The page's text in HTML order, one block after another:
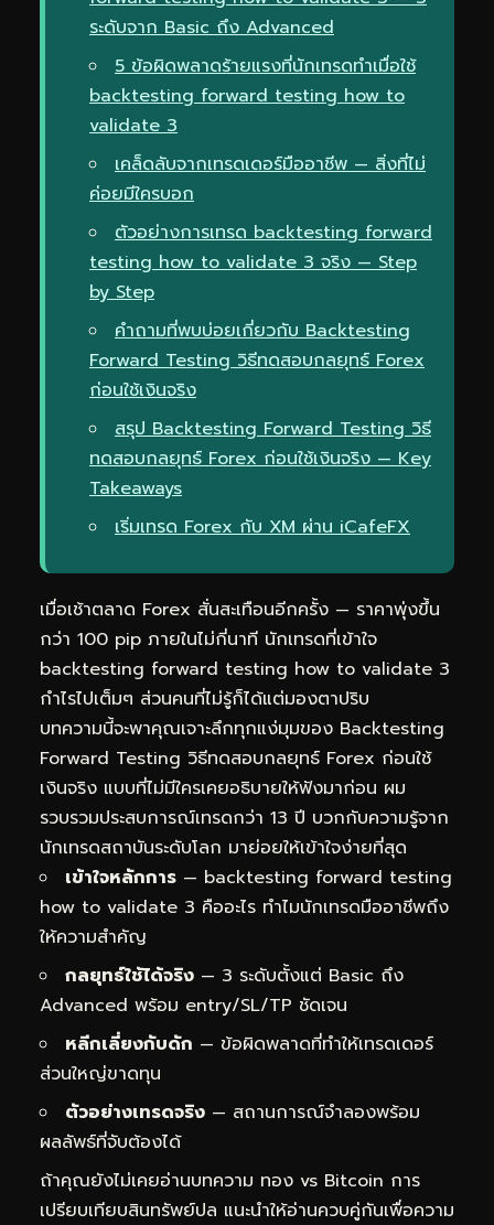
ระดับจาก Basic ถึง Advanced
5 ข้อผิดพลาดร้ายแรงที่นักเทรดทำเมื่อใช้
backtesting forward testing how to
validate 3
เคล็ดลับจากเทรดเดอร์มืออาชีพ — สิ่งที่ไม่
ค่อยมีใครบอก
ตัวอย่างการเทรด backtesting forward
testing how to validate 3 จริง — Step
by Step
คำถามที่พบบ่อยเกี่ยวกับ Backtesting
Forward Testing วิธีทดสอบกลยุทธ์ Forex
ก่อนใช้เงินจริง
สรุป Backtesting Forward Testing วิธี
ทดสอบกลยุทธ์ Forex ก่อนใช้เงินจริง — Key
Takeaways
เริ่มเทรด Forex กับ XM ผ่าน iCafeFX
เมื่อเช้าตลาด Forex สั่นสะเทือนอีกครั้ง — ราคาพุ่งขึ้น
กว่า 100 pip ภายในไม่กี่นาที นักเทรดที่เข้าใจ
backtesting forward testing how to validate 3
กำไรไปเต็มๆ ส่วนคนที่ไม่รู้ก็ได้แต่มองตาปริบ
บทความนี้จะพาคุณเจาะลึกทุกแง่มุมของ Backtesting
Forward Testing วิธีทดสอบกลยุทธ์ Forex ก่อนใช้
เงินจริง แบบที่ไม่มีใครเคยอธิบายให้ฟังมาก่อน ผม
รวบรวมประสบการณ์เทรดกว่า 13 ปี บวกกับความรู้จาก
นักเทรดสถาบันระดับโลก มาย่อยให้เข้าใจง่ายที่สุด
เข้าใจหลักการ — backtesting forward testing
how to validate 3 คืออะไร ทำไมนักเทรดมืออาชีพถึง
ให้ความสำคัญ
กลยุทธ์ใช้ได้จริง — 3 ระดับตั้งแต่ Basic ถึง
Advanced พร้อม entry/SL/TP ชัดเจน
หลีกเลี่ยงกับดัก — ข้อผิดพลาดที่ทำให้เทรดเดอร์
ส่วนใหญ่ขาดทุน
ตัวอย่างเทรดจริง — สถานการณ์จำลองพร้อม
ผลลัพธ์ที่จับต้องได้
ถ้าคุณยังไม่เคยอ่านบทความ ทอง vs Bitcoin การ
เปรียบเทียบสินทรัพย์ปล แนะนำให้อ่านควบคู่กันเพื่อความ